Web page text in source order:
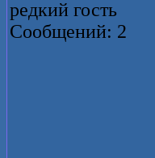
редкий гость
Сообщений: 2